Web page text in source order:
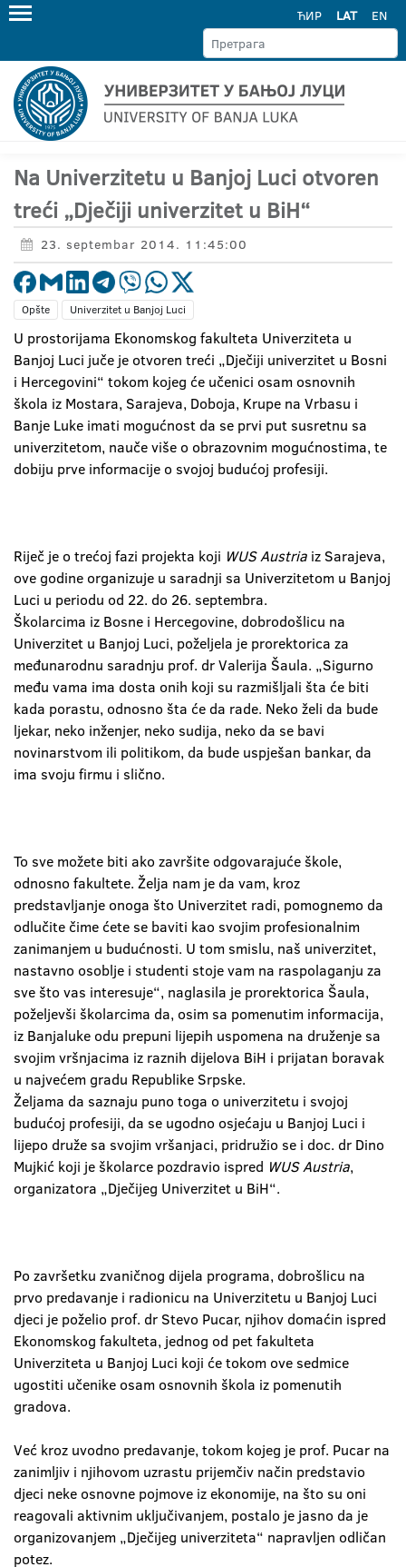
ЋИР LAT EN
Na Univerzitetu u Banjoj Luci otvoren
treći „Dječiji univerzitet u BiH“
23. septembar 2014. 11:45:00
Opšte Univerzitet u Banjoj Luci
U prostorijama Ekonomskog fakulteta Univerziteta u
Banjoj Luci juče je otvoren treći „Dječiji univerzitet u Bosni
i Hercegovini“ tokom kojeg će učenici osam osnovnih
škola iz Mostara, Sarajeva, Doboja, Krupe na Vrbasu i
Banje Luke imati mogućnost da se prvi put susretnu sa
univerzitetom, nauče više o obrazovnim mogućnostima, te
dobiju prve informacije o svojoj budućoj profesiji.
Riječ je o trećoj fazi projekta koji WUS Austria iz Sarajeva,
ove godine organizuje u saradnji sa Univerzitetom u Banjoj
Luci u periodu od 22. do 26. septembra.
Školarcima iz Bosne i Hercegovine, dobrodošlicu na
Univerzitet u Banjoj Luci, poželjela je prorektorica za
međunarodnu saradnju prof. dr Valerija Šaula. „Sigurno
među vama ima dosta onih koji su razmišljali šta će biti
kada porastu, odnosno šta će da rade. Neko želi da bude
ljekar, neko inženjer, neko sudija, neko da se bavi
novinarstvom ili politikom, da bude uspješan bankar, da
ima svoju firmu i slično.
To sve možete biti ako završite odgovarajuće škole,
odnosno fakultete. Želja nam je da vam, kroz
predstavljanje onoga što Univerzitet radi, pomognemo da
odlučite čime ćete se baviti kao svojim profesionalnim
zanimanjem u budućnosti. U tom smislu, naš univerzitet,
nastavno osoblje i studenti stoje vam na raspolaganju za
sve što vas interesuje“, naglasila je prorektorica Šaula,
poželjevši školarcima da, osim sa pomenutim informacija,
iz Banjaluke odu prepuni lijepih uspomena na druženje sa
svojim vršnjacima iz raznih dijelova BiH i prijatan boravak
u najvećem gradu Republike Srpske.
Željama da saznaju puno toga o univerzitetu i svojoj
budućoj profesiji, da se ugodno osjećaju u Banjoj Luci i
lijepo druže sa svojim vršanjaci, pridružio se i doc. dr Dino
Mujkić koji je školarce pozdravio ispred WUS Austria,
organizatora „Dječijeg Univerzitet u BiH“.
Po završetku zvaničnog dijela programa, dobrošlicu na
prvo predavanje i radionicu na Univerzitetu u Banjoj Luci
djeci je poželio prof. dr Stevo Pucar, njihov domaćin ispred
Ekonomskog fakulteta, jednog od pet fakulteta
Univerziteta u Banjoj Luci koji će tokom ove sedmice
ugostiti učenike osam osnovnih škola iz pomenutih
gradova.
Već kroz uvodno predavanje, tokom kojeg je prof. Pucar na
zanimljiv i njihovom uzrastu prijemčiv način predstavio
djeci neke osnovne pojmove iz ekonomije, na što su oni
reagovali aktivnim uključivanjem, postalo je jasno da je
organizovanjem „Dječijeg univerziteta“ napravljen odličan
potez.